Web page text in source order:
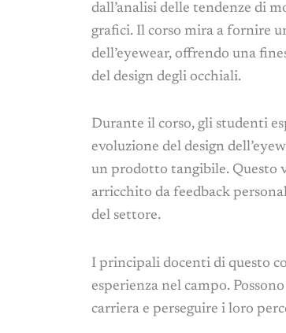
dall’analisi delle tendenze di
grafici. Il corso mira a fornire
dell’eyewear, offrendo una
del design degli occhiali.
Durante il corso, gli studenti
evoluzione del design
un prodotto tangibile. Questo
arricchito da feedback
del settore.
I principali docenti di questo
esperienza nel campo.
carriera e perseguire i loro